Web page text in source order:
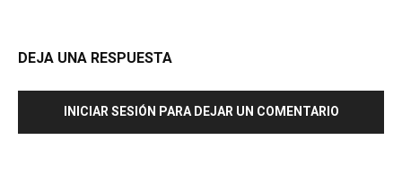
DEJA UNA RESPUESTA
INICIAR SESIÓN PARA DEJAR UN COMENTARIO